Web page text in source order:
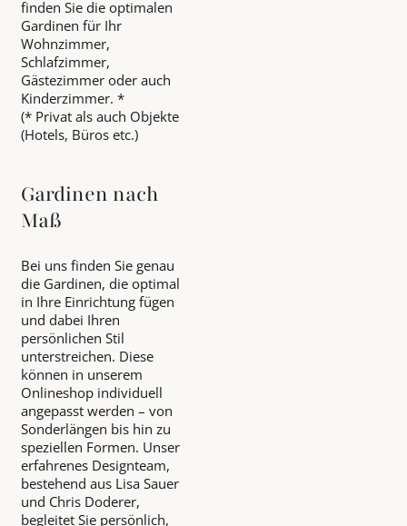
finden Sie die optimalen
Gardinen für Ihr
Wohnzimmer,
Schlafzimmer,
Gästezimmer oder auch
Kinderzimmer. *
(* Privat als auch Objekte
(Hotels, Büros etc.)
Gardinen nach
Maß
Bei uns finden Sie genau
die Gardinen, die optimal
in Ihre Einrichtung fügen
und dabei Ihren
persönlichen Stil
unterstreichen. Diese
können in unserem
Onlineshop individuell
angepasst werden – von
Sonderlängen bis hin zu
speziellen Formen. Unser
erfahrenes Designteam,
bestehend aus Lisa Sauer
und Chris Doderer,
begleitet Sie persönlich,